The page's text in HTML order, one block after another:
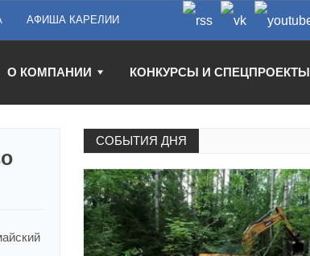
АФИША КАРЕЛИИ
О КОМПАНИИ КОНКУРСЫ И СПЕЦПРОЕКТЫ
СОБЫТИЯ ДНЯ